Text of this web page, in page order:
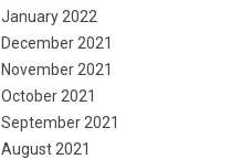
January 2022
December 2021
November 2021
October 2021
September 2021
August 2021